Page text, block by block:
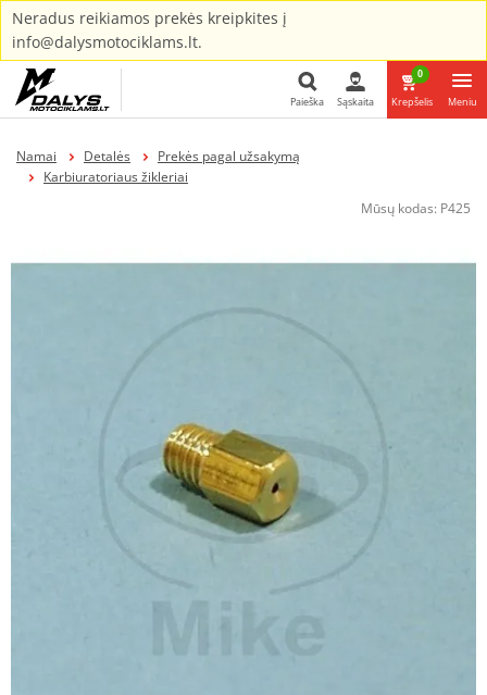
Neradus reikiamos prekės kreipkites į
info@dalysmotociklams.lt.
Paieška Sąskaita
0
Krepšelis Meniu
Namai Detalės
Prekės pagal užsakymą
Karbiuratoriaus žikleriai
Mūsų kodas: P425